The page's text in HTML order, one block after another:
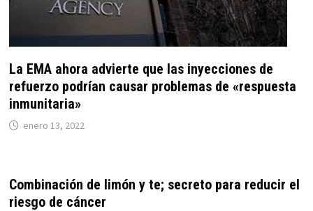
La EMA ahora advierte que las inyecciones de
refuerzo podrían causar problemas de «respuesta
inmunitaria»
enero 13, 2022
Combinación de limón y te; secreto para reducir el
riesgo de cáncer